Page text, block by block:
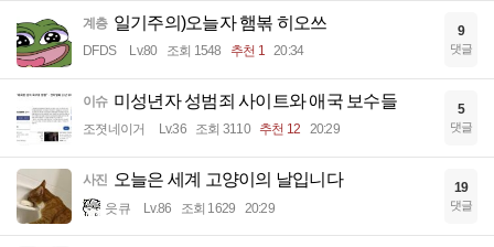
계층 일기주의)오늘자 햄볶 히오쓰
DFDS Lv.80 조회 1548 추천 1 20:34
9
댓글
이슈 미성년자 성범죄 사이트와 애국 보수들
조졋네이거 Lv.36 조회 3110 추천 12 20:29
5
댓글
사진 오늘은 세계 고양이의 날입니다
읏큐 Lv.86 조회 1629 20:29
19
댓글